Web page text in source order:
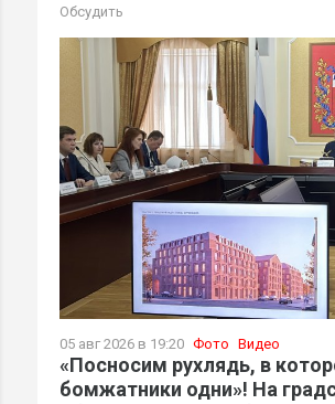
Обсудить
05 авг 2026 в 19:20 Фото Видео
«Посносим рухлядь, в
бомжатники одни»! На